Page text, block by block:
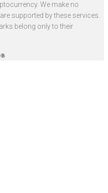
We make no
supported by these services.
belong only to their